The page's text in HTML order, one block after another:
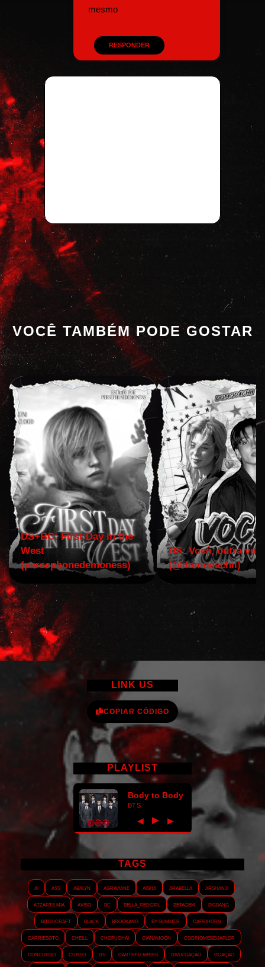
mesmo
RESPONDER
VOCÊ TAMBÉM PODE GOSTAR
DS+BC: First Day in the
West
(persephonedemoness)
DS: Você, outra vez!
(@domodachii)
LINK US
COPIAR CÓDIGO
PLAYLIST
Body to Body
BTS
◀ ► ▶
TAGS
AI ASS Abalyn Agraviane Aisha Arabella
Arshanji
Atzarts Mia
Aviso BC Bella_RedGirl Betagem
Bigbang
Bitchcraft
Black Brookang By.summer
Caprihorn
Carriesoto
Cheill Chopuchai Cianamoon
Codinomebeijaflor
Concurso
Curso DS Darthflowers Divulgação
Doação